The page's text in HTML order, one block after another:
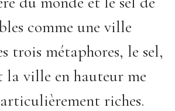
comme une ville
trois métaphores, le sel,
la ville en hauteur me
riches.